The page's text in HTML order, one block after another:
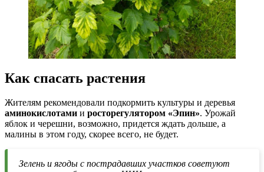
Как спасать растения
Жителям рекомендовали подкормить культуры и деревья
аминокислотами и росторегулятором «Эпин». Урожай
яблок и черешни, возможно, придется ждать дольше, а
малины в этом году, скорее всего, не будет.
Зелень и ягоды с пострадавших участков советуют